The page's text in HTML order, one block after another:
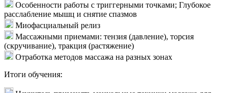
Особенности работы с триггерными точками; Глубокое
расслабление мышц и снятие спазмов
Миофасциальный релиз
Массажными приемами: тензия (давление), торсия
(скручивание), тракция (растяжение)
Отработка методов массажа на разных зонах
Итоги обучения: